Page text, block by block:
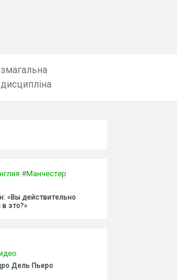
змагальна
дисципліна
#Манчестер
«Вы действительно
это?»
Дель Пьеро